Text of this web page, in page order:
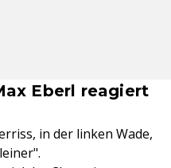
Eberl reagiert
in der linken Wade,